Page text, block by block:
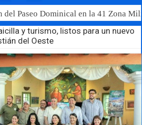
del Paseo Dominical en la 41 Zona
y turismo, listos para un nuevo
del Oeste